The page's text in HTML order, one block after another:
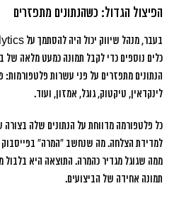
הפיצול הגדול: כשהנתונים מתפזרים
כלים נוספים כדי לקבל תמונה כמעט מלאה של
הנתונים מתפזרים על פני עשרות פלטפורמות:
לינקדאין, טיקטוק, גוגל, אמזון, ועוד.
כל פלטפורמה מדווחת על הנתונים שלה בצורה
למדידת הצלחה. מה שנחשב “המרה” בפייסבוק
ממה שגוגל מגדיר כהמרה. התוצאה היא בלבול
תמונה אחידה של הביצועים.